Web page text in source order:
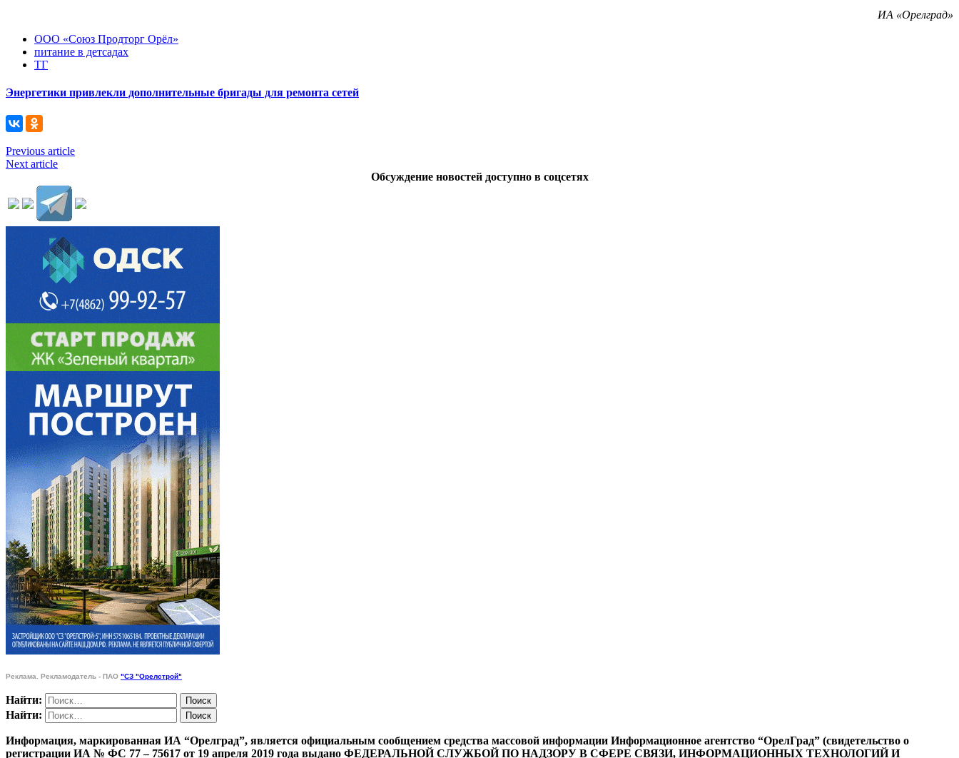
ИА «Орелград»
ООО «Союз Продторг Орёл»
питание в детсадах
ТГ
Энергетики привлекли дополнительные бригады для ремонта сетей
Previous article
Next article
Обсуждение новостей доступно в соцсетях
Реклама. Рекламодатель - ПАО "СЗ "Орелстрой"
Найти:
Найти:
Информация, маркированная ИА “Орелград”, является официальным сообщением средства массовой информации Информационное агентство “ОрелГрад” (свидетельство о
регистрации ИА № ФС 77 – 75617 от 19 апреля 2019 года выдано ФЕДЕРАЛЬНОЙ СЛУЖБОЙ ПО НАДЗОРУ В СФЕРЕ СВЯЗИ, ИНФОРМАЦИОННЫХ ТЕХНОЛОГИЙ И